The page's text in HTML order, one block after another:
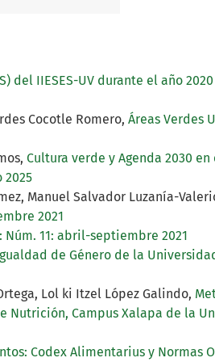
del IIESES-UV durante el año
Cocotle Romero, Áreas Verdes
Cultura verde y Agenda 2030
2025
Manuel Salvador Luzanía-
2021
Núm. 11: abril-septiembre 2021
de Género de la
Lol ki Itzel López Galindo,
Campus Xalapa de la
Codex Alimentarius y Normas